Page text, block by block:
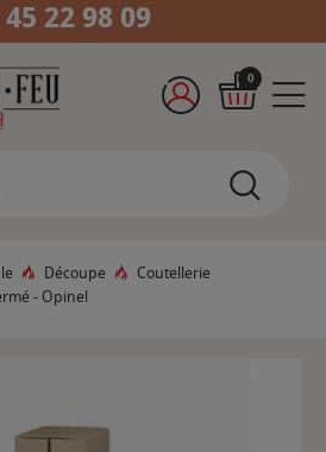
22 98 09
0
Découpe
Coutellerie
- Opinel